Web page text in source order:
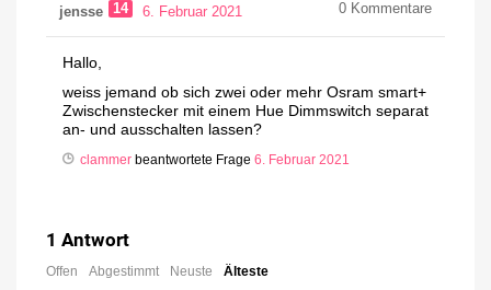
jensse 14 6. Februar 2021 0 Kommentare
Hallo,
weiss jemand ob sich zwei oder mehr Osram smart+
Zwischenstecker mit einem Hue Dimmswitch separat
an- und ausschalten lassen?
clammer beantwortete Frage 6. Februar 2021
1 Antwort
Offen Abgestimmt Neuste Älteste